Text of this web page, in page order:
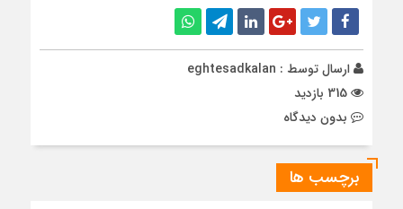
ارسال توسط : eghtesadkalan
بدون دیدگاه
برچسب ها